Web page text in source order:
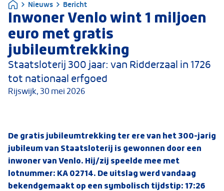
Nieuws Bericht
Inwoner Venlo wint 1 miljoen
euro met gratis
jubileumtrekking
Staatsloterij 300 jaar: van Ridderzaal in 1726
tot nationaal erfgoed
Rijswijk, 30 mei 2026
De gratis jubileumtrekking ter ere van het 300-jarig
jubileum van Staatsloterij is gewonnen door een
inwoner van Venlo. Hij/zij speelde mee met
lotnummer: KA 02714. De uitslag werd vandaag
bekendgemaakt op een symbolisch tijdstip: 17:26